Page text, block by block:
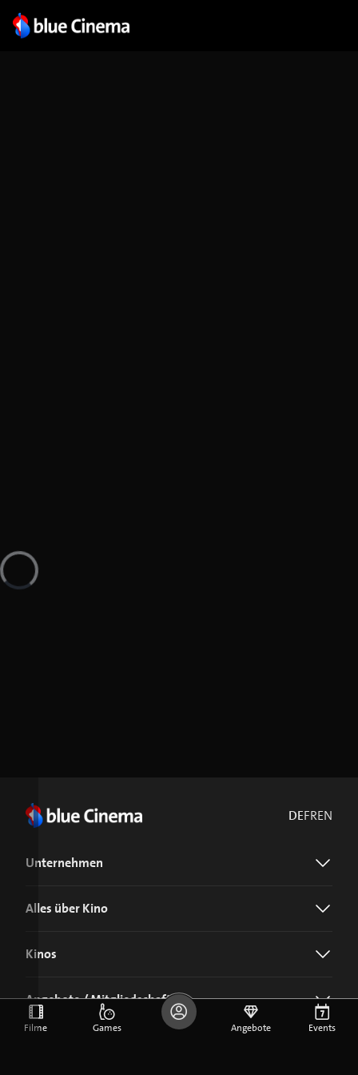
DEFREN
Unternehmen
Alles über Kino
Kinos
Angebote / Mitgliedschaft
Filme Games Angebote Events